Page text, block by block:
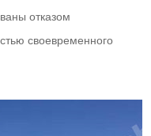
отказом
своевременного